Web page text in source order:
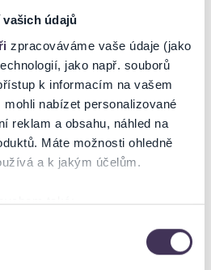
údajů
zpracováváme vaše údaje (jako
jako např. souborů
k informacím na vašem
nabízet personalizované
reklam a obsahu, náhled na
Máte možnosti ohledně
a k jakým účelům.
také:
na několik metrů
umocňuje jejich aktuální význam,
koncert bez politické korektnosti a
konečně po dlouhé době zase užít.
pravosti vstupenek
portálech. Ticketportal s